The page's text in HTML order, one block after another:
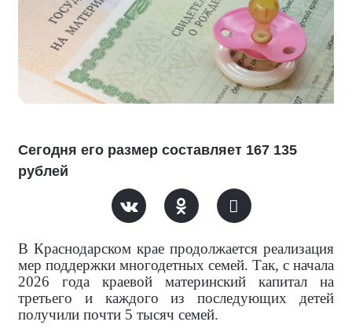
Сегодня его размер составляет 167 135
рублей
В Краснодарском крае продолжается реализация
мер поддержки многодетных семей. Так, с начала
2026 года краевой материнский капитал на
третьего и каждого из последующих детей
получили почти 5 тысяч семей.